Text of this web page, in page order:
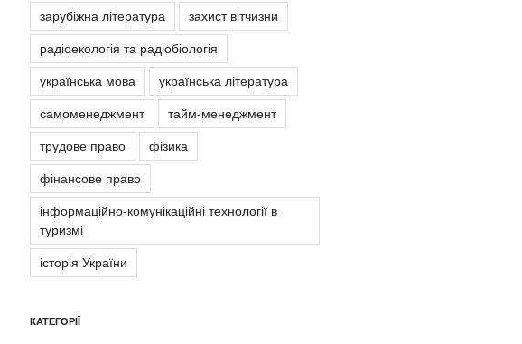
зарубіжна література
захист вітчизни
радіоекологія та радіобіологія
українська мова
українська література
самоменеджмент
тайм-менеджмент
трудове право
фізика
фінансове право
інформаційно-комунікаційні технології в
туризмі
історія України
КАТЕГОРІЇ